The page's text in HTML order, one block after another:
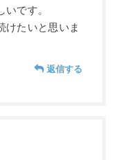
です。
けたいと思いま
返信する